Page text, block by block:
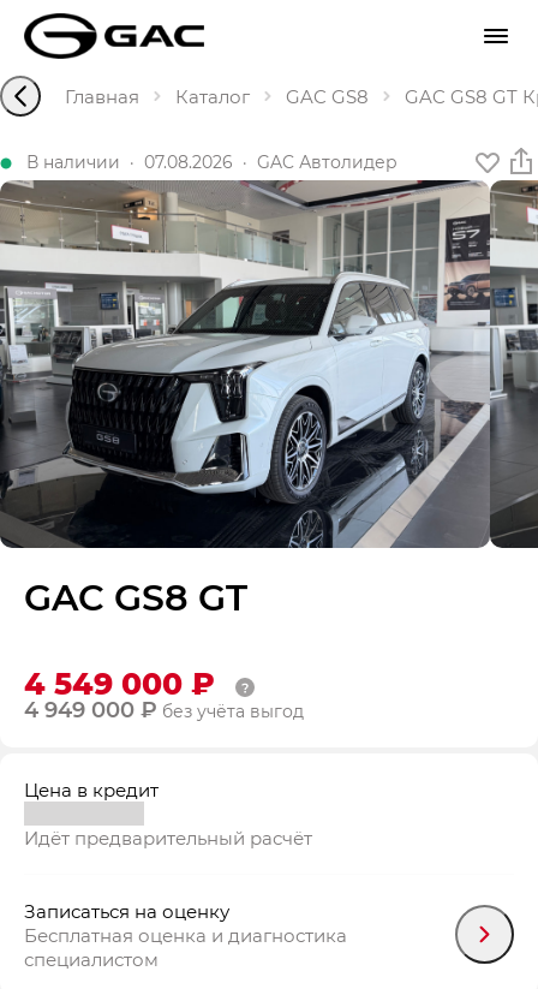
Главная Каталог GAC GS8 GAC GS8 GT
В наличии · 07.08.2026 · GAC Автолидер
GAC GS8 GT
4 549 000 ₽
4 949 000 ₽ без учёта выгод
Цена в кредит
Идёт предварительный расчёт
Записаться на оценку
Бесплатная оценка и диагностика
специалистом